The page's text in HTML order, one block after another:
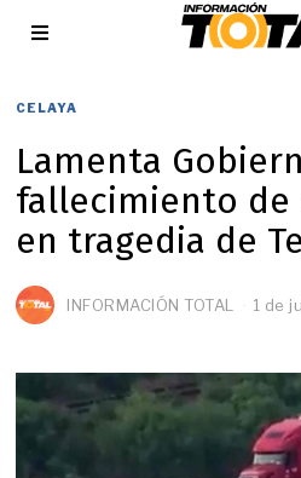
CELAYA
Lamenta
fallecimiento de
en tragedia de
INFORMACIÓN TOTAL 1 de